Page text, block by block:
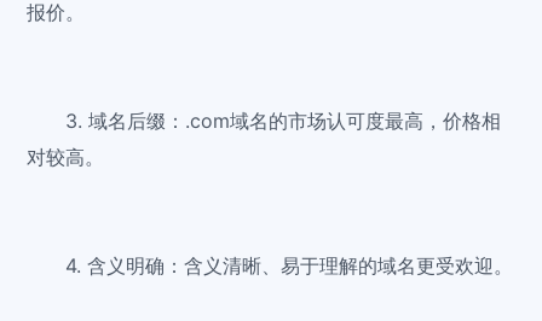
报价。
3. 域名后缀：.com域名的市场认可度最高，价格相
对较高。
4. 含义明确：含义清晰、易于理解的域名更受欢迎。